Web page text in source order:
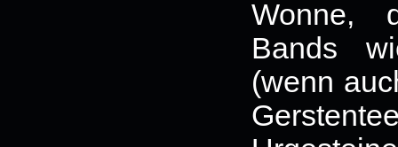
Wonne,
Bands
(wenn